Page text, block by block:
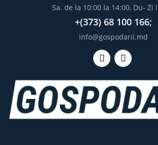
Sa. de la 10:00 la 14:00, Du- Zi
+(373) 68 100 166;
info@gospodarii.md